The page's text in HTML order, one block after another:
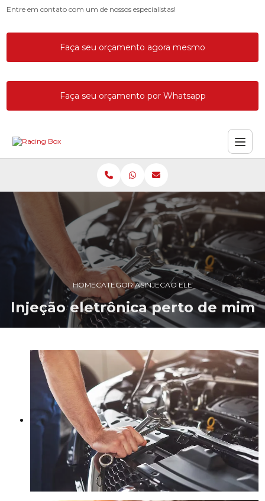
Entre em contato com um de nossos especialistas!
Faça seu orçamento agora mesmo
Faça seu orçamento por Whatsapp
HOMECATEGORIASINJECAO ELETRONICA PERTO
Injeção eletrônica perto de mim